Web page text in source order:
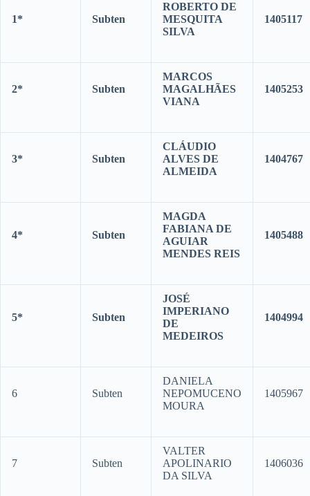
1* Subten
ROBERTO DE
MESQUITA
SILVA
1405117
2* Subten
MARCOS
MAGALHÃES
VIANA
1405253
3* Subten
CLÁUDIO
ALVES DE
ALMEIDA
1404767
4* Subten
MAGDA
FABIANA DE
AGUIAR
MENDES REIS
1405488
5* Subten
JOSÉ
IMPERIANO
DE
MEDEIROS
1404994
6 Subten
DANIELA
NEPOMUCENO
MOURA
1405967
7 Subten
VALTER
APOLINARIO
DA SILVA
1406036